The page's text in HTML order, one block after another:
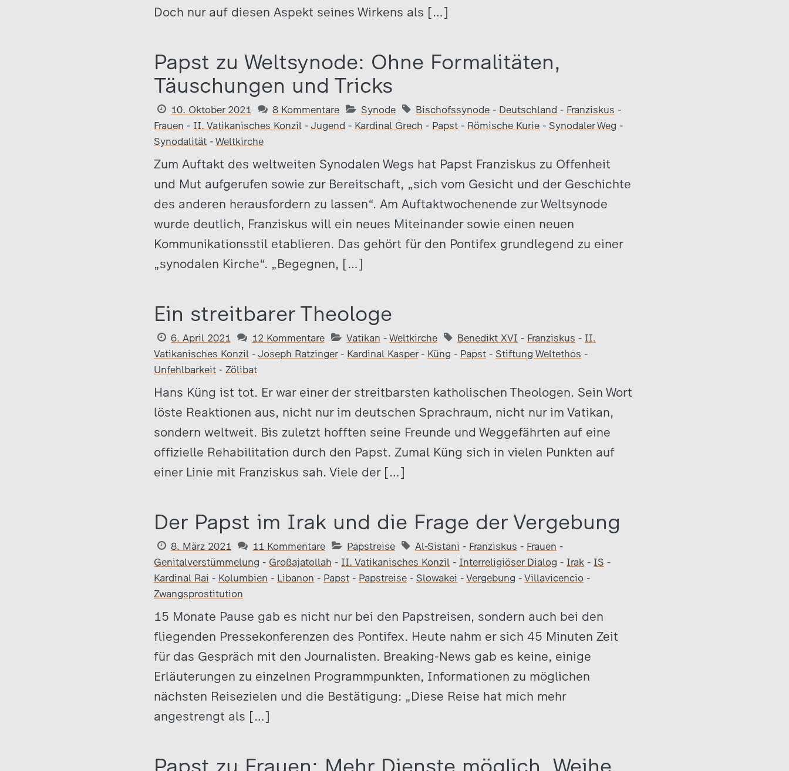
Doch nur auf diesen Aspekt seines Wirkens als […]
Papst zu Weltsynode: Ohne Formalitäten,
Täuschungen und Tricks
10. Oktober 2021 8 Kommentare Synode Bischofssynode - Deutschland - Franziskus -
Frauen - II. Vatikanisches Konzil - Jugend - Kardinal Grech - Papst - Römische Kurie - Synodaler Weg -
Synodalität - Weltkirche
Zum Auftakt des weltweiten Synodalen Wegs hat Papst Franziskus zu Offenheit
und Mut aufgerufen sowie zur Bereitschaft, „sich vom Gesicht und der Geschichte
des anderen herausfordern zu lassen“. Am Auftaktwochenende zur Weltsynode
wurde deutlich, Franziskus will ein neues Miteinander sowie einen neuen
Kommunikationsstil etablieren. Das gehört für den Pontifex grundlegend zu einer
„synodalen Kirche“. „Begegnen, […]
Ein streitbarer Theologe
6. April 2021 12 Kommentare Vatikan - Weltkirche Benedikt XVI - Franziskus - II.
Vatikanisches Konzil - Joseph Ratzinger- Kardinal Kasper- Küng - Papst - Stiftung Weltethos -
Unfehlbarkeit - Zölibat
Hans Küng ist tot. Er war einer der streitbarsten katholischen Theologen. Sein Wort
löste Reaktionen aus, nicht nur im deutschen Sprachraum, nicht nur im Vatikan,
sondern weltweit. Bis zuletzt hofften seine Freunde und Weggefährten auf eine
offizielle Rehabilitation durch den Papst. Zumal Küng sich in vielen Punkten auf
einer Linie mit Franziskus sah. Viele der […]
Der Papst im Irak und die Frage der Vergebung
8. März 2021 11 Kommentare Papstreise Al-Sistani - Franziskus - Frauen -
Genitalverstümmelung - Großajatollah - II. Vatikanisches Konzil - Interreligiöser Dialog - Irak - IS -
Kardinal Rai - Kolumbien - Libanon - Papst - Papstreise - Slowakei - Vergebung - Villavicencio -
Zwangsprostitution
15 Monate Pause gab es nicht nur bei den Papstreisen, sondern auch bei den
fliegenden Pressekonferenzen des Pontifex. Heute nahm er sich 45 Minuten Zeit
für das Gespräch mit den Journalisten. Breaking-News gab es keine, einige
Erläuterungen zu einzelnen Programmpunkten, Informationen zu möglichen
nächsten Reisezielen und die Bestätigung: „Diese Reise hat mich mehr
angestrengt als […]